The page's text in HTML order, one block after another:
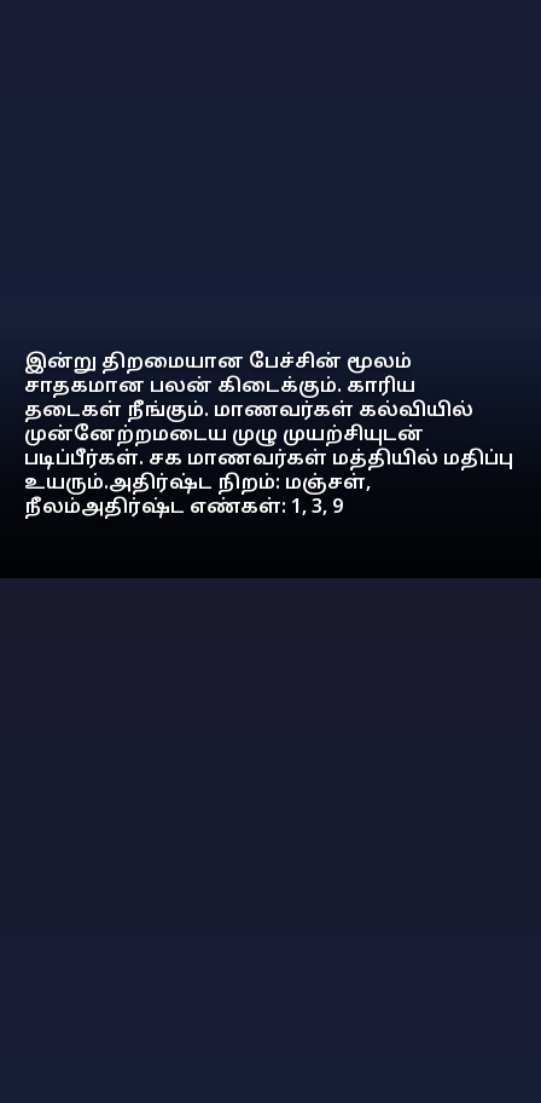
இன்று திறமையான பேச்சின் மூலம்
சாதகமான பலன் கிடைக்கும். காரிய
தடைகள் நீங்கும். மாணவர்கள் கல்வியில்
முன்னேற்றமடைய முழு முயற்சியுடன்
படிப்பீர்கள். சக மாணவர்கள் மத்தியில் மதிப்பு
உயரும்.அதிர்ஷ்ட நிறம்: மஞ்சள்,
நீலம்அதிர்ஷ்ட எண்கள்: 1, 3, 9